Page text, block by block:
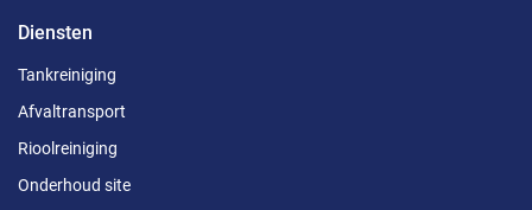
Diensten
Tankreiniging
Afvaltransport
Rioolreiniging
Onderhoud site